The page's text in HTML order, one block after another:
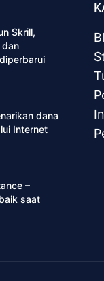
Skrill,
dan
dana
Internet
–
saat